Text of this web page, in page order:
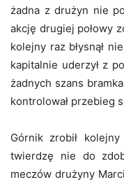
żadna z drużyn nie
akcję drugiej połowy
kolejny raz błysnął
kapitalnie uderzył z
żadnych szans
kontrolował przebieg
Górnik zrobił
twierdzę nie do
meczów drużyny